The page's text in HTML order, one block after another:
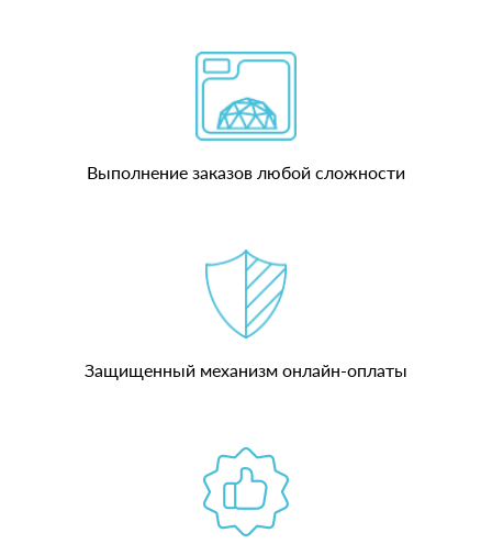
Выполнение заказов любой сложности
Защищенный механизм онлайн-оплаты